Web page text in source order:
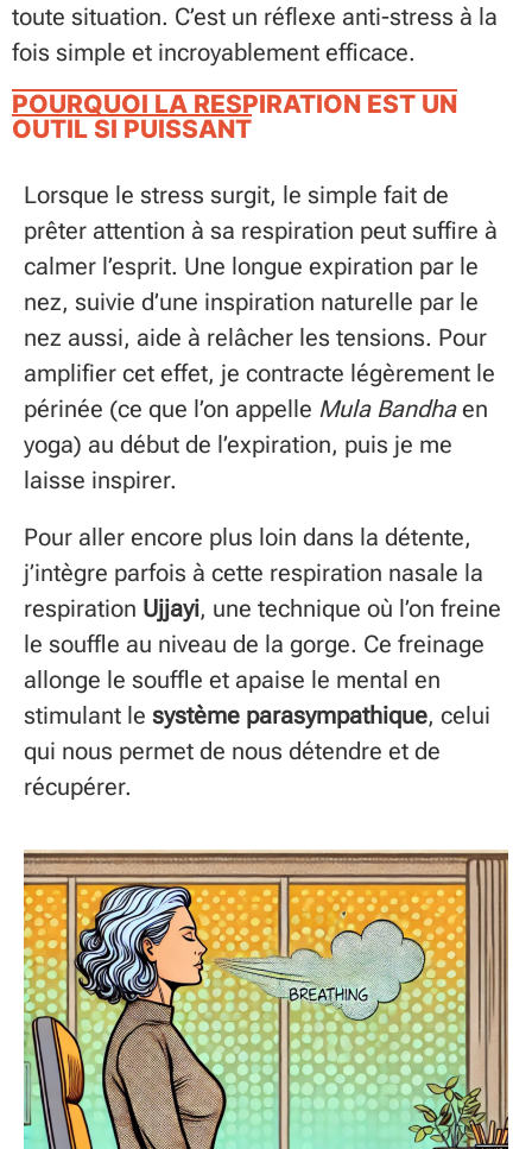
toute situation. C’est un réflexe anti-stress à la
fois simple et incroyablement efficace.
POURQUOI LA RESPIRATION EST UN
OUTIL SI PUISSANT
Lorsque le stress surgit, le simple fait de
prêter attention à sa respiration peut suffire à
calmer l’esprit. Une longue expiration par le
nez, suivie d’une inspiration naturelle par le
nez aussi, aide à relâcher les tensions. Pour
amplifier cet effet, je contracte légèrement le
périnée (ce que l’on appelle Mula Bandhaen
yoga) au début de l’expiration, puis je me
laisse inspirer.
Pour aller encore plus loin dans la détente,
j’intègre parfois à cette respiration nasale la
respiration Ujjayi, une technique où l’on freine
le souffle au niveau de la gorge. Ce freinage
allonge le souffle et apaise le mental en
stimulant le système parasympathique, celui
qui nous permet de nous détendre et de
récupérer.